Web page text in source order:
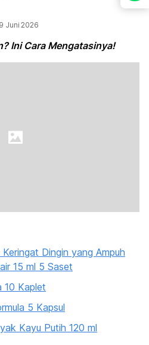
Juni 2026
Ini Cara Mengatasinya!
Dingin yang Ampuh
15 ml 5 Saset
10 Kaplet
5 Kapsul
Kayu Putih 120 ml